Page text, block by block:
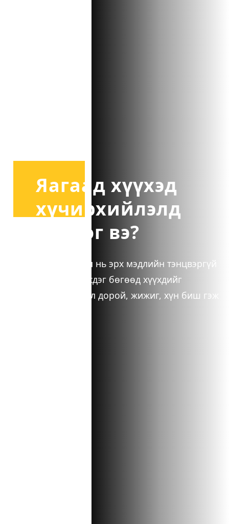
Яагаад хүүхэд
хүчирхийлэлд
өртдөг вэ?
Хүчирхийлэл нь эрх мэдлийн тэнцвэргүй
байдлаас үүсдэг бөгөөд хүүхдийг
өөрөөсөө сул дорой, жижиг, хүн биш гэж